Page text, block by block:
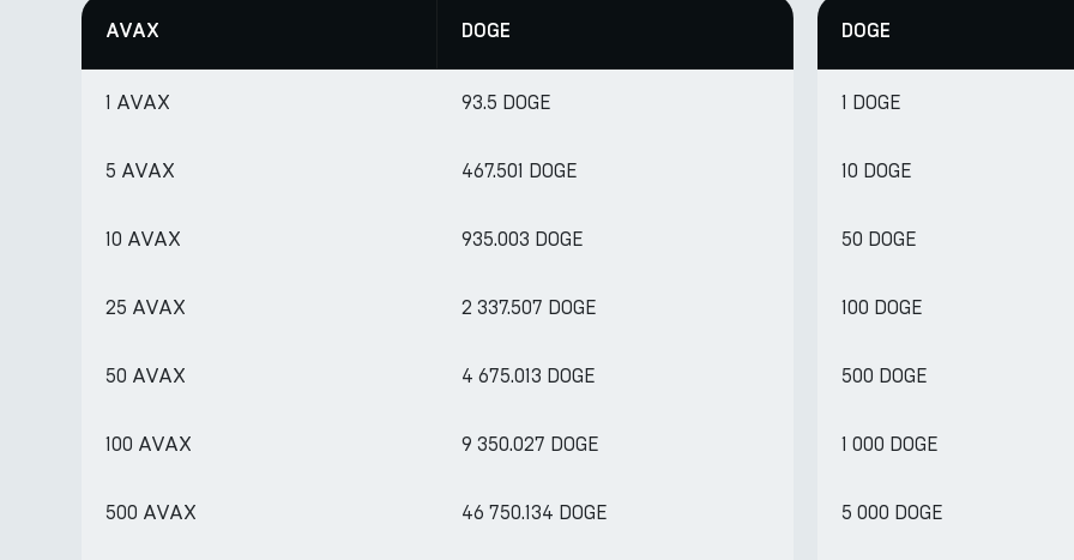
AVAX DOGE
1 AVAX 93.5 DOGE
5 AVAX 467.501 DOGE
10 AVAX 935.003 DOGE
25 AVAX 2 337.507 DOGE
50 AVAX 4 675.013 DOGE
100 AVAX 9 350.027 DOGE
500 AVAX 46 750.134 DOGE
DOGE
1 DOGE
10 DOGE
50 DOGE
100 DOGE
500 DOGE
1 000 DOGE
5 000 DOGE